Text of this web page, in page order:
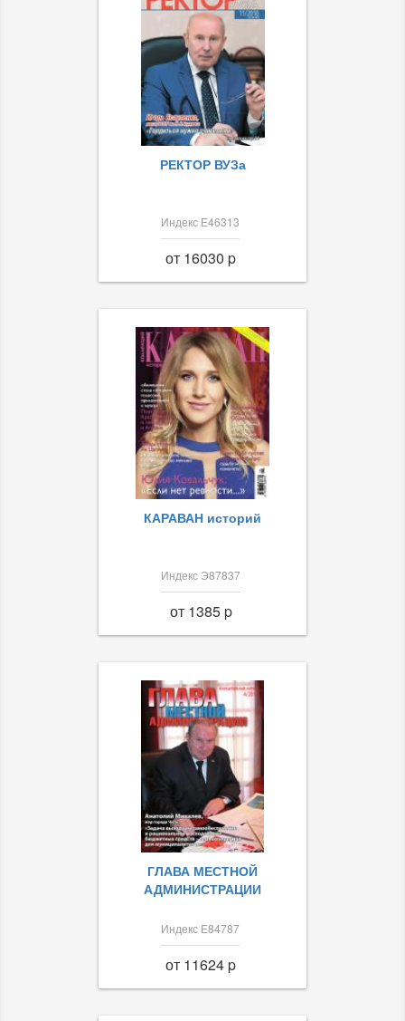
РЕКТОР ВУЗа
Индекс Е46313
от 16030 p
КАРАВАН историй
Индекс Э87837
от 1385 p
ГЛАВА МЕСТНОЙ
АДМИНИСТРАЦИИ
Индекс Е84787
от 11624 p